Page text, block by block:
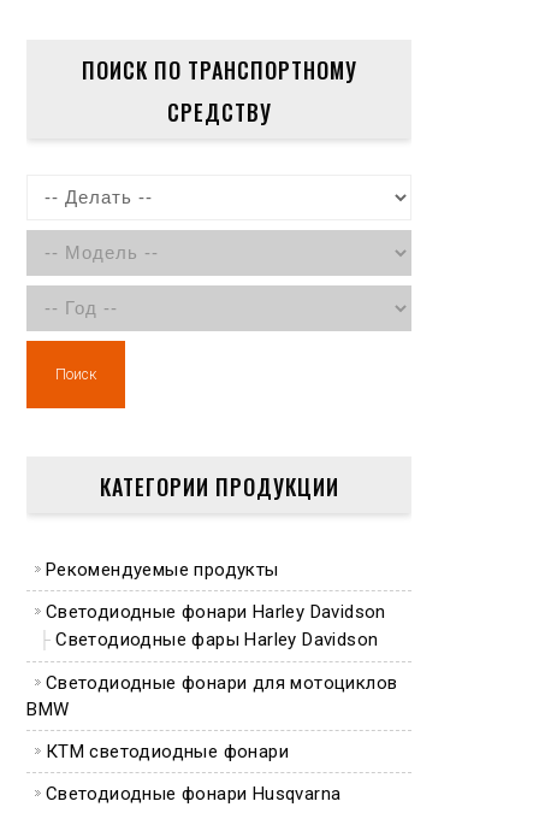
ПОИСК ПО ТРАНСПОРТНОМУ
СРЕДСТВУ
Поиск
КАТЕГОРИИ ПРОДУКЦИИ
Рекомендуемые продукты
Светодиодные фонари Harley Davidson
Светодиодные фары Harley Davidson
Светодиодные фонари для мотоциклов
BMW
КТМ светодиодные фонари
Светодиодные фонари Husqvarna